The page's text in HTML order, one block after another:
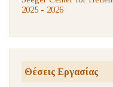
2025 - 2026
Θέσεις Εργασίας